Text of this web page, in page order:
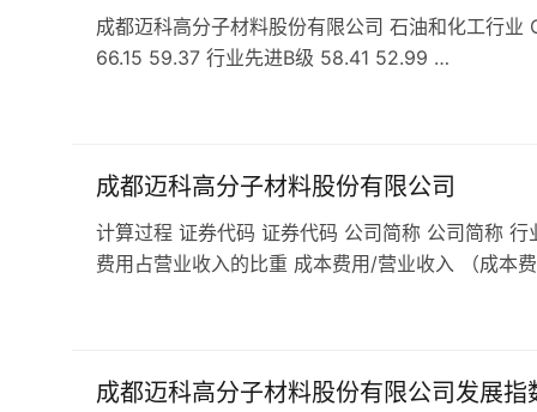
成都迈科高分子材料股份有限公司 石油和化工行
66.15 59.37 行业先进B级 58.41 52.99 …
成都迈科高分子材料股份有限公司
计算过程 证券代码 证券代码 公司简称 公司简称
费用占营业收入的比重 成本费用/营业收入 （成本
成都迈科高分子材料股份有限公司发展指